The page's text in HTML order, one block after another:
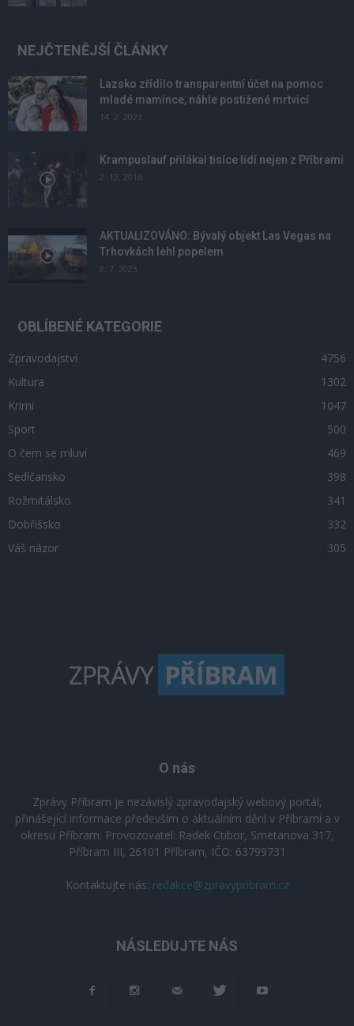
NEJČTENĚJŠÍ ČLÁNKY
Lazsko zřídilo transparentní účet na pomoc
mladé mamince, náhle postižené mrtvicí
14. 2. 2023
Krampuslauf přilákal tisíce lidí nejen z Příbrami
2. 12. 2016
AKTUALIZOVÁNO: Bývalý objekt Las Vegas na
Trhovkách lehl popelem
8. 7. 2023
OBLÍBENÉ KATEGORIE
Zpravodajství
4756
Kultura
1302
Krimi
1047
Sport
500
O čem se mluví
469
Sedlčansko
398
Rožmitálsko
341
Dobříšsko
332
Váš názor
305
O nás
Zprávy Příbram je nezávislý zpravodajský webový portál,
přinášející informace především o aktuálním dění v Příbrami a v
okresu Příbram. Provozovatel: Radek Ctibor, Smetanova 317,
Příbram III, 26101 Příbram, IČO: 63799731
Kontaktujte nás: redakce@zpravypribram.cz
NÁSLEDUJTE NÁS